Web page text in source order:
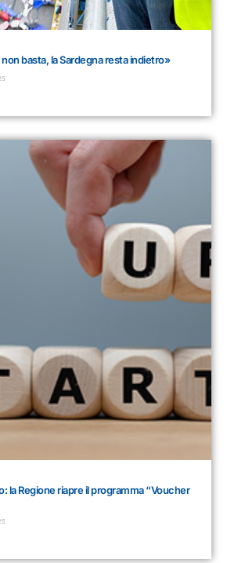
basta, la Sardegna resta indietro»
la Regione riapre il programma “Voucher